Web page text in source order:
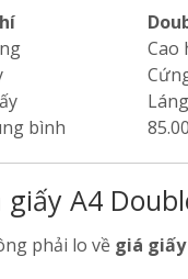
Cao
bình
giấy A4
phải lo về giá giấy